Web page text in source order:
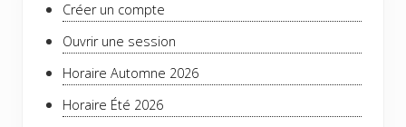
latérale
principale
Créer un compte
Ouvrir une session
Horaire Automne 2026
Horaire Été 2026